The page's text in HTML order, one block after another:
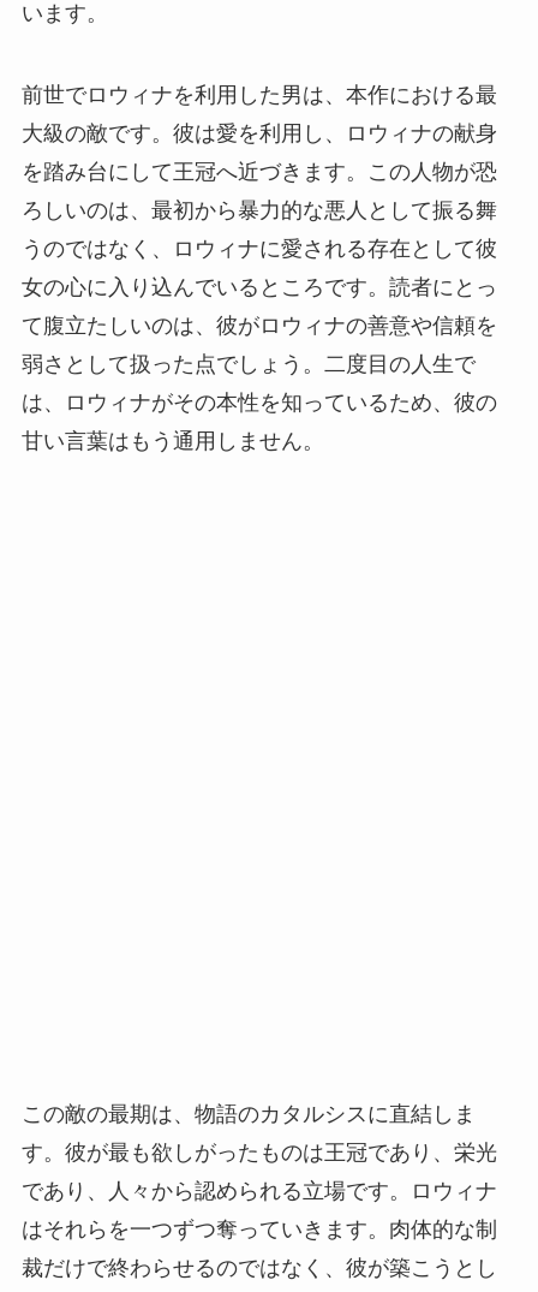
います。
前世でロウィナを利用した男は、本作における最
大級の敵です。彼は愛を利用し、ロウィナの献身
を踏み台にして王冠へ近づきます。この人物が恐
ろしいのは、最初から暴力的な悪人として振る舞
うのではなく、ロウィナに愛される存在として彼
女の心に入り込んでいるところです。読者にとっ
て腹立たしいのは、彼がロウィナの善意や信頼を
弱さとして扱った点でしょう。二度目の人生で
は、ロウィナがその本性を知っているため、彼の
甘い言葉はもう通用しません。
この敵の最期は、物語のカタルシスに直結しま
す。彼が最も欲しがったものは王冠であり、栄光
であり、人々から認められる立場です。ロウィナ
はそれらを一つずつ奪っていきます。肉体的な制
裁だけで終わらせるのではなく、彼が築こうとし